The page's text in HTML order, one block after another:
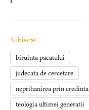
Subiecte
biruinta pacatului
judecata de cercetare
neprihanirea prin credinta
teologia ultimei generatii